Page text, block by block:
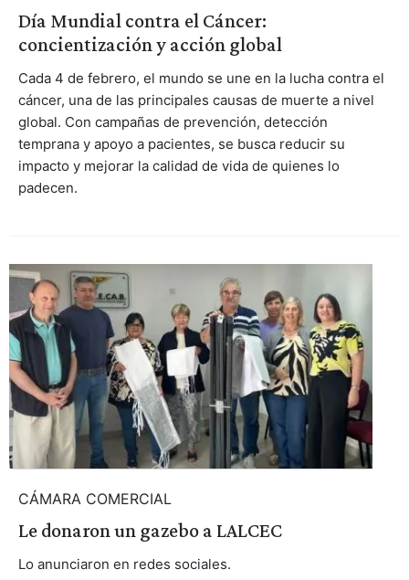
Día Mundial contra el Cáncer:
concientización y acción global
Cada 4 de febrero, el mundo se une en la lucha contra el
cáncer, una de las principales causas de muerte a nivel
global. Con campañas de prevención, detección
temprana y apoyo a pacientes, se busca reducir su
impacto y mejorar la calidad de vida de quienes lo
padecen.
CÁMARA COMERCIAL
Le donaron un gazebo a LALCEC
Lo anunciaron en redes sociales.